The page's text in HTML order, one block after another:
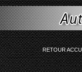
string(77) "Smarty error:
RETOUR